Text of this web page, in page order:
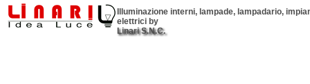
Illuminazione interni, lampade, lampadario,
elettrici by
Linari S.N.C.